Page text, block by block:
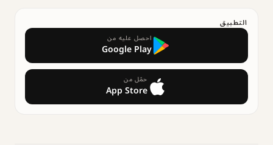
التطبيق
احصل عليه من
Google Play
حمّل من
App Store